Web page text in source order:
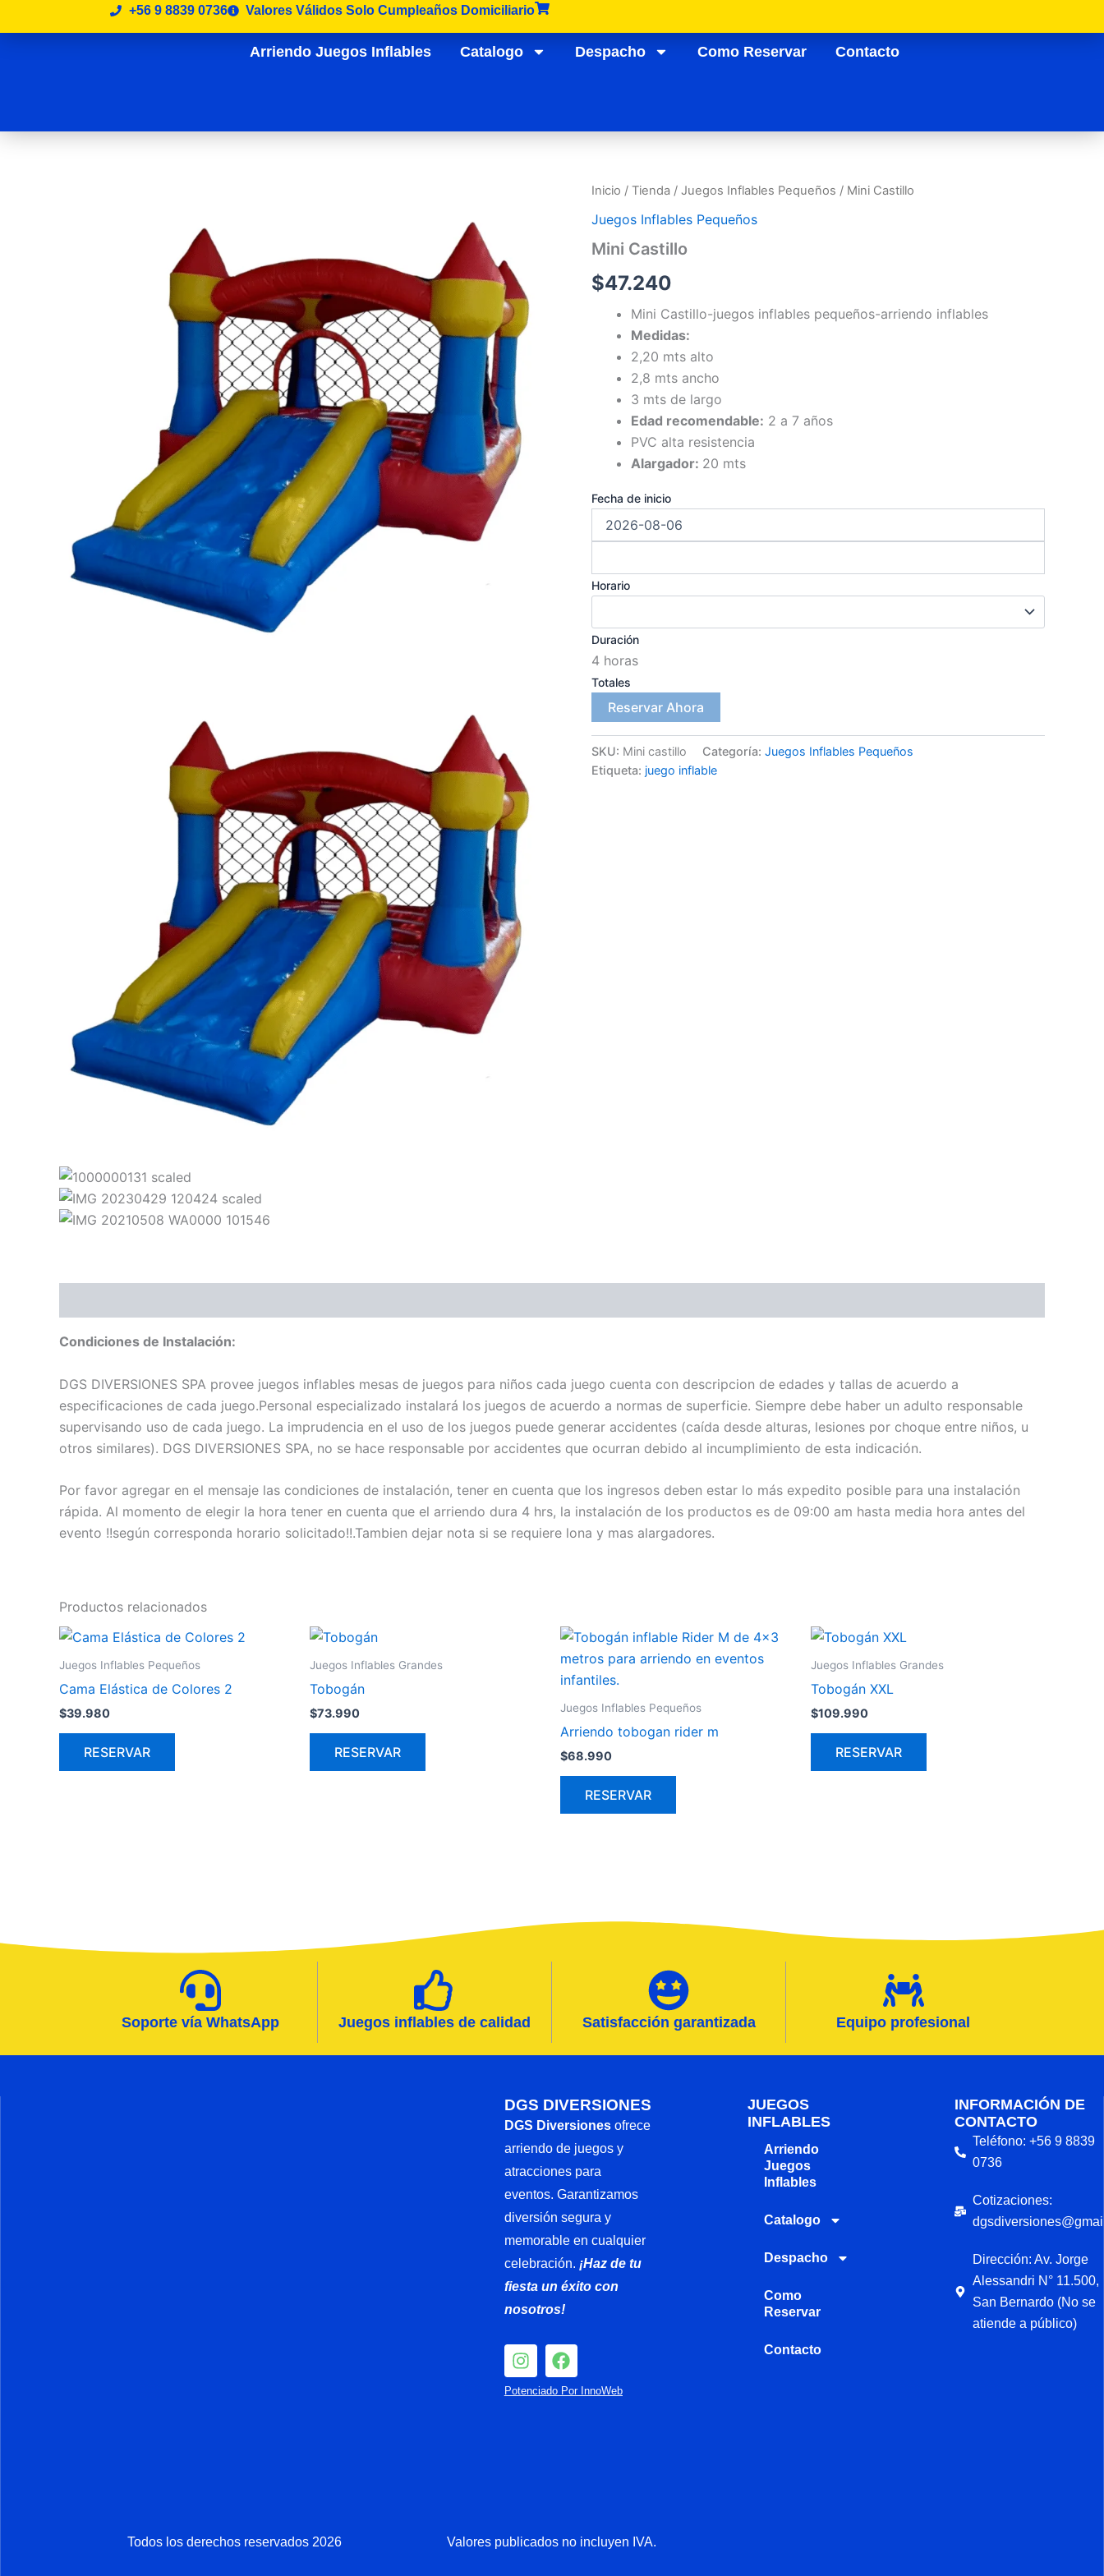
al
+56 9 8839 0736 Valores Válidos Solo Cumpleaños Domiciliario
Arriendo Juegos Inflables Catalogo Despacho Como Reservar Contacto
Inicio / Tienda / Juegos Inflables Pequeños / Mini Castillo
Juegos Inflables Pequeños
Mini Castillo
$47.240
Mini Castillo-juegos inflables pequeños-arriendo inflables
Medidas:
2,20 mts alto
2,8 mts ancho
3 mts de largo
Edad recomendable: 2 a 7 años
PVC alta resistencia
Alargador: 20 mts
Fecha de inicio
Horario
Duración
4 horas
Totales
Reservar Ahora
SKU: Mini castillo Categoría: Juegos Inflables Pequeños
Etiqueta: juego inflable
Condiciones de Instalación:
DGS DIVERSIONES SPA provee juegos inflables mesas de juegos para niños cada juego cuenta con descripcion de edades y tallas de acuerdo a
especificaciones de cada juego.Personal especializado instalará los juegos de acuerdo a normas de superficie. Siempre debe haber un adulto responsable
supervisando uso de cada juego. La imprudencia en el uso de los juegos puede generar accidentes (caída desde alturas, lesiones por choque entre niños, u
otros similares). DGS DIVERSIONES SPA, no se hace responsable por accidentes que ocurran debido al incumplimiento de esta indicación.
Por favor agregar en el mensaje las condiciones de instalación, tener en cuenta que los ingresos deben estar lo más expedito posible para una instalación
rápida. Al momento de elegir la hora tener en cuenta que el arriendo dura 4 hrs, la instalación de los productos es de 09:00 am hasta media hora antes del
evento !!según corresponda horario solicitado!!.Tambien dejar nota si se requiere lona y mas alargadores.
Productos relacionados
Juegos Inflables Pequeños
Cama Elástica de Colores 2
$39.980
RESERVAR
Juegos Inflables Grandes
Tobogán
$73.990
RESERVAR
Juegos Inflables Pequeños
Arriendo tobogan rider m
$68.990
RESERVAR
Juegos Inflables Grandes
Tobogán XXL
$109.990
RESERVAR
Soporte vía WhatsApp Juegos inflables de calidad Satisfacción garantizada Equipo profesional
DGS DIVERSIONES
DGS Diversionesofrece
arriendo de juegos y
atracciones para
eventos. Garantizamos
diversión segura y
memorable en cualquier
celebración. ¡Haz de tu
fiesta un éxito con
nosotros!
I
n
s
F
a
c
Potenciado Por InnoWeb
JUEGOS
INFLABLES
Arriendo
Juegos
Inflables
Catalogo
Despacho
Como
Reservar
Contacto
INFORMACIÓN DE
CONTACTO
Teléfono: +56 9 8839
0736
Cotizaciones:
Dirección: Av. Jorge
Alessandri N° 11.500,
San Bernardo (No se
atiende a público)
Todos los derechos reservados 2026 Valores publicados no incluyen IVA.